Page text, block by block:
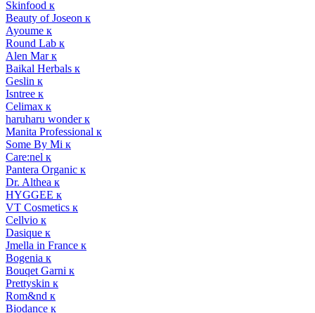
Skinfood к
Beauty of Joseon к
Ayoume к
Round Lab к
Alen Mar к
Baikal Herbals к
Geslin к
Isntree к
Celimax к
haruharu wonder к
Manita Professional к
Some By Mi к
Care:nel к
Pantera Organic к
Dr. Althea к
HYGGEE к
VT Cosmetics к
Cellvio к
Dasique к
Jmella in France к
Bogenia к
Bouqet Garni к
Prettyskin к
Rom&nd к
Biodance к